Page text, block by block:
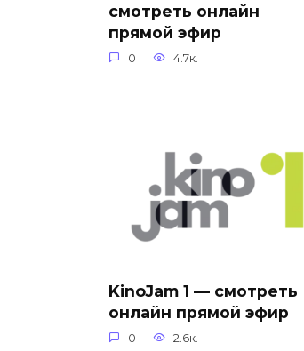
смотреть онлайн
прямой эфир
0 4.7к.
KinoJam 1 — смотреть
онлайн прямой эфир
0 2.6к.